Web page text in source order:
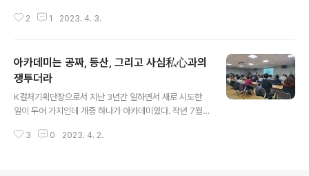
을 낙담케 하는 일이 자주, 것도 아주 자주 있었다고 기억한
론 바싹 마른 대지가 자욱한 먼지를 일으킨다. 꽃구경엔 저
승사자인 꽃비가 내리지 아니하니 애꿎은 인왕산이 제물로
희생되고 말았다. 그러고 보면 2005년 낙산사를 삼킨 강
원도 산불은 4월 5일 식목일이었구나.
2 1 2023. 4. 3.
아카데미는 공짜, 등산, 그리고 사심私心과의
쟁투더라
K컬처기획단장으로서 지난 3년간 일하면서 새로 시도한
일이 두어 가지인데 개중 하나가 아카데미였다. 작년 7월
여행자학교 3기가 초반기를 지나는 중이다. 여행자학교 2
3 0 2023. 4. 2.